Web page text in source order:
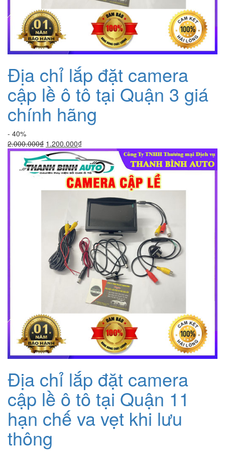
Địa chỉ lắp đặt camera
cập lề ô tô tại Quận 3 giá
chính hãng
- 40%
2.000.000₫ Giá
gốc
là:
2.000.000₫.
1.200.000₫Giá
hiện
tại
là:
1.200.000₫.
Địa chỉ lắp đặt camera
cập lề ô tô tại Quận 11
hạn chế va vẹt khi lưu
thông